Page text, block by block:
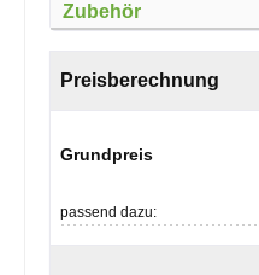
Zubehör
Preisberechnung
Grundpreis
passend dazu: